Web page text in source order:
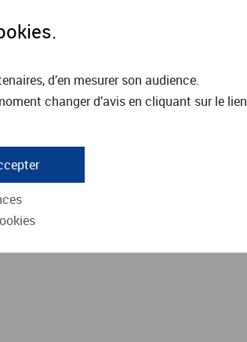
.
d’en mesurer son audience.
changer d’avis en cliquant sur le lien